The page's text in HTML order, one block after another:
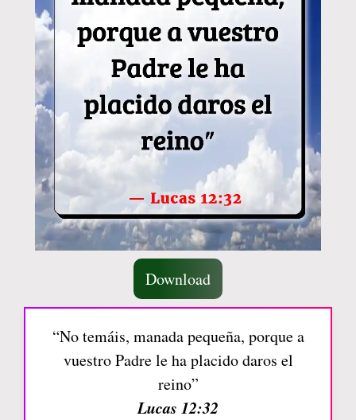
Download
“No temáis, manada pequeña, porque a
vuestro Padre le ha placido daros el
reino”
Lucas 12:32